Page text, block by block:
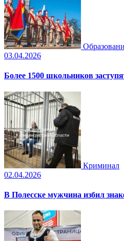
03.04.2026
Более 1500 школьников
Криминал
02.04.2026
В Полесске мужчина избил